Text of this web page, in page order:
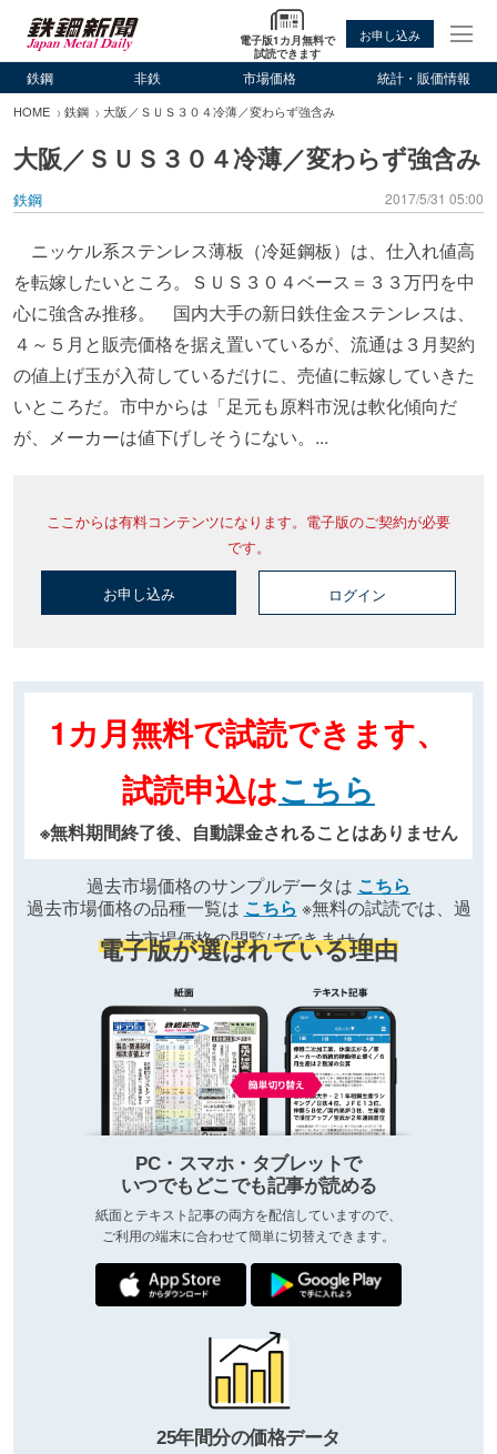
電子版1カ月無料で
試読できます
お申し込み
鉄鋼 非鉄 市場価格 統計・販価情報
HOME 鉄鋼 大阪／ＳＵＳ３０４冷薄／変わらず強含み
大阪／ＳＵＳ３０４冷薄／変わらず強含み
鉄鋼 2017/5/31 05:00
ニッケル系ステンレス薄板（冷延鋼板）は、仕入れ値高
を転嫁したいところ。ＳＵＳ３０４ベース＝３３万円を中
心に強含み推移。 国内大手の新日鉄住金ステンレスは、
４～５月と販売価格を据え置いているが、流通は３月契約
の値上げ玉が入荷しているだけに、売値に転嫁していきた
いところだ。市中からは「足元も原料市況は軟化傾向だ
が、メーカーは値下げしそうにない。...
ここからは有料コンテンツになります。電子版のご契約が必要
です。
お申し込み ログイン
1カ月無料で試読できます、
試読申込はこちら
※無料期間終了後、自動課金されることはありません
過去市場価格のサンプルデータは こちら
過去市場価格の品種一覧は こちら ※無料の試読では、過
去市場価格の閲覧はできません
電子版が選ばれている理由
PC・スマホ・タブレットで
いつでもどこでも記事が読める
紙面とテキスト記事の両方を配信していますので、
ご利用の端末に合わせて簡単に切替えできます。
25年間分の価格データ